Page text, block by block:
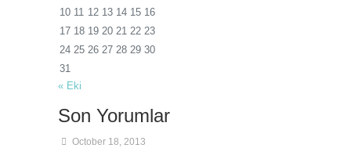
10 11 12 13 14 15 16
17 18 19 20 21 22 23
24 25 26 27 28 29 30
31
« Eki
Son Yorumlar
October 18, 2013